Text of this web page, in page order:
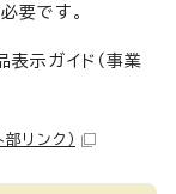
要です。
示ガイド（事業
部リンク）